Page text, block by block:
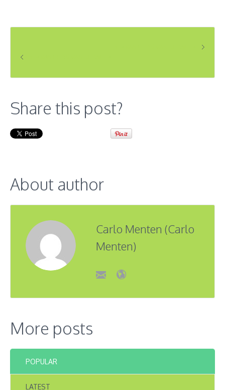
Share this post?
About author
Carlo Menten (Carlo
Menten)
More posts
POPULAR
LATEST